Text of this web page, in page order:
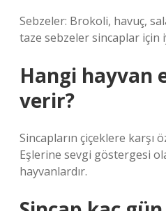
Sebzeler: Brokoli, havuç,
taze sebzeler sincaplar için
Hangi hayvan
verir?
Sincapların çiçeklere karşı
Eşlerine sevgi göstergesi
hayvanlardır.